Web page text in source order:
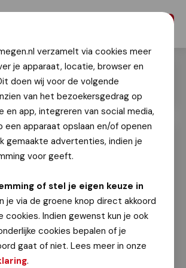
verzamelt via cookies meer
je apparaat, locatie, browser en
doen wij voor de volgende
van het bezoekersgedrag op
en app, integreren van social media,
een apparaat opslaan en/of openen
gemaakte advertenties, indien je
voor geeft.
of stel je eigen keuze in
je via de groene knop direct akkoord
cookies. Indien gewenst kun je ook
cookies bepalen of je
gaat of niet. Lees meer in onze
.
slachtoffers
op begraafplaats
2024
van Elferen bezocht op
de herdenking op de